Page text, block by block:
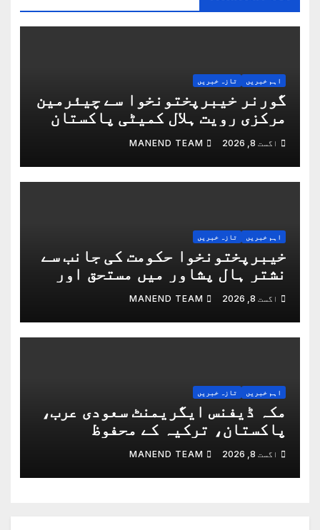
اہم خبریں تازہ خبریں
گورنر خیبرپختونخوا سے چیئرمین
مرکزی رویت ہلال کمیٹی پاکستان
کا گورنر ہاؤس پشاور میں ملاقات
اگست 8, 2026 MANEND TEAM
اہم خبریں تازہ خبریں
خیبرپختونخوا حکومت کی جانب سے
نشتر ہال پشاور میں مستحق اور
معذور فنکاروں میں سلائی مشینیں
اور آٹو میٹک وہیل چیئرز تقسیم
کرنے کی تقریب
اگست 8, 2026 MANEND TEAM
اہم خبریں تازہ خبریں
مکہ ڈیفنس ایگریمنٹ سعودی عرب،
پاکستان، ترکیہ کے محفوظ
مستقبل کی ضمانت ہے: بلاول
اگست 8, 2026 MANEND TEAM